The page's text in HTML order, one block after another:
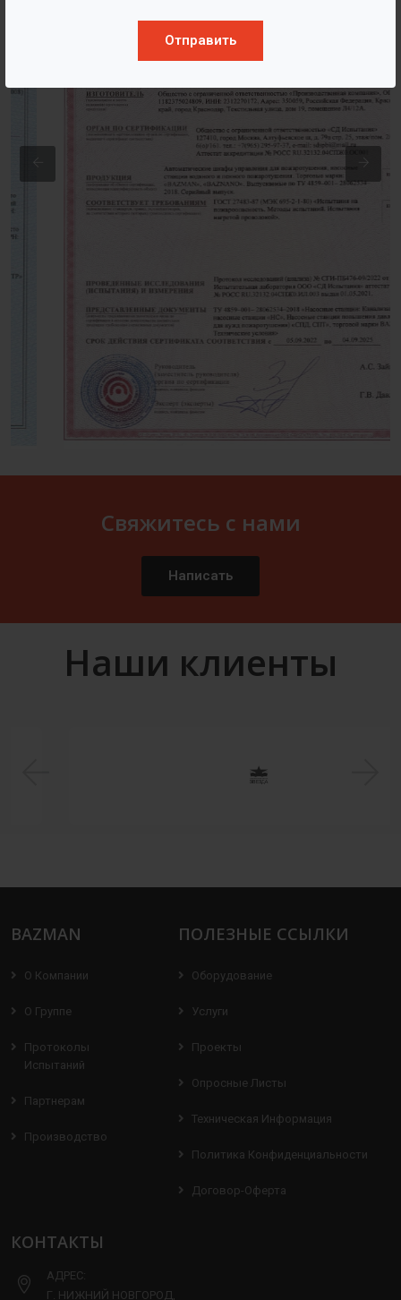
Отправить
Свяжитесь с нами
Написать
Наши клиенты
BAZMAN
О Компании
О Группе
Протоколы
Испытаний
Партнерам
Производство
ПОЛЕЗНЫЕ ССЫЛКИ
Оборудование
Услуги
Проекты
Опросные Листы
Техническая Информация
Политика Конфиденциальности
Договор-Оферта
КОНТАКТЫ
АДРЕС:
Г. НИЖНИЙ НОВГОРОД,